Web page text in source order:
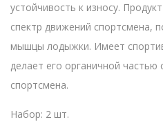
устойчивость к износу.
спектр движений спортсмена,
мышцы лодыжки. Имеет
делает его органичной
спортсмена.
Набор: 2 шт.